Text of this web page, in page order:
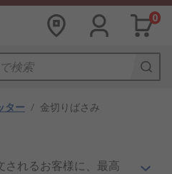
0
ター / 金切りばさみ
されるお客様に、最高